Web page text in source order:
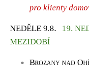
pro klienty
NEDĚLE 9.8. 19.
MEZIDOBÍ
Brozany nad